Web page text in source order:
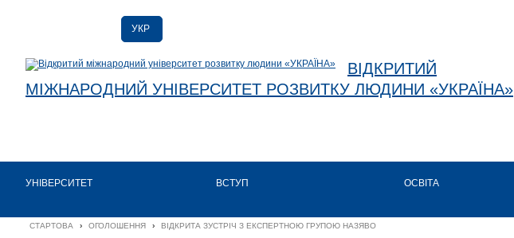
УКР
ENG
ВІДКРИТИЙ
МІЖНАРОДНИЙ УНІВЕРСИТЕТ РОЗВИТКУ ЛЮДИНИ «УКРАЇНА»
УНІВЕРСИТЕТ ВСТУП ОСВІТА
СТАРТОВА › ОГОЛОШЕННЯ › ВІДКРИТА ЗУСТРІЧ З ЕКСПЕРТНОЮ ГРУПОЮ НАЗЯВО